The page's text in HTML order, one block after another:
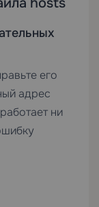
его
адрес
ни